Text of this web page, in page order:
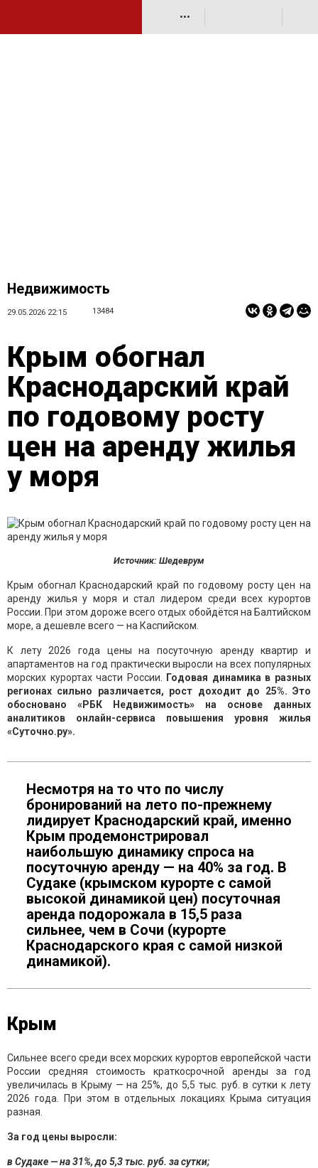
•••
Недвижимость
29.05.2026 22:15 13484
Крым обогнал
Краснодарский край
по годовому росту
цен на аренду жилья
у моря
Источник: Шедеврум
Крым обогнал Краснодарский край по годовому росту цен на
аренду жилья у моря и стал лидером среди всех курортов
России. При этом дороже всего отдых обойдётся на Балтийском
море, а дешевле всего — на Каспийском.
К лету 2026 года цены на посуточную аренду квартир и
апартаментов на год практически выросли на всех популярных
морских курортах части России.
Годовая динамика в разных
регионах сильно различается, рост доходит до 25%. Это
обосновано «РБК Недвижимость» на основе данных
аналитиков онлайн-сервиса повышения уровня жилья
«Суточно.ру».
Несмотря на то что по числу
бронирований на лето по-прежнему
лидирует Краснодарский край, именно
Крым продемонстрировал
наибольшую динамику спроса на
посуточную аренду — на 40% за год. В
Судаке (крымском курорте с самой
высокой динамикой цен) посуточная
аренда подорожала в 15,5 раза
сильнее, чем в Сочи (курорте
Краснодарского края с самой низкой
динамикой).
Крым
Сильнее всего среди всех морских курортов европейской части
России средняя стоимость краткосрочной аренды за год
увеличилась в Крыму — на 25%, до 5,5 тыс. руб. в сутки к лету
2026 года. При этом в отдельных локациях Крыма ситуация
разная.
За год цены выросли:
в Судаке — на 31%, до 5,3 тыс. руб. за сутки;